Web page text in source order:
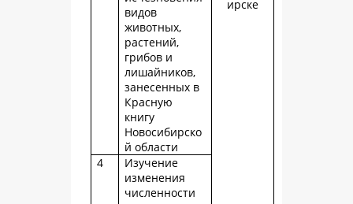
ирске
видов
животных,
растений,
грибов и
лишайников,
занесенных в
Красную
книгу
Новосибирско
й области
4
Изучение
изменения
численности